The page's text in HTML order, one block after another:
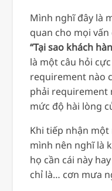
Mình nghĩ đây là
quan cho mọi
“Tại sao khách
là một câu hỏi
requirement nào
phải requirement
mức độ hài lòng
Khi tiếp nhận
mình nên nghĩ là
họ cần cái này
chỉ là… cơn mưa